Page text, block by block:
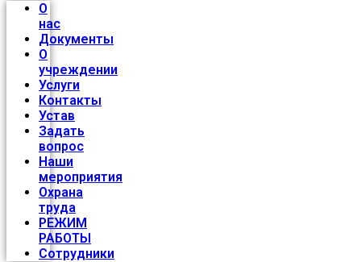
О
нас
Документы
О
учреждении
Услуги
Контакты
Устав
Задать
вопрос
Наши
мероприятия
Охрана
труда
РЕЖИМ
РАБОТЫ
Сотрудники